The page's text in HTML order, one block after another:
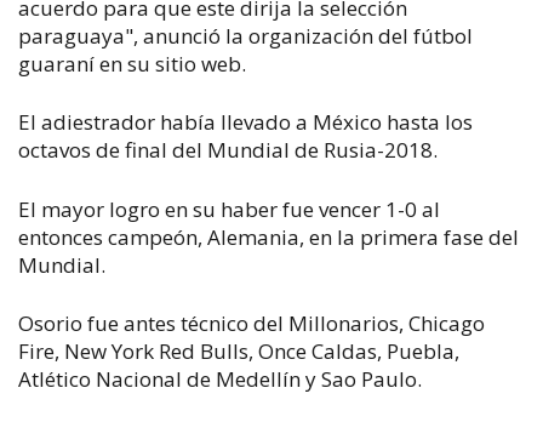
acuerdo para que este dirija la selección
paraguaya", anunció la organización del fútbol
guaraní en su sitio web.
El adiestrador había llevado a México hasta los
octavos de final del Mundial de Rusia-2018.
El mayor logro en su haber fue vencer 1-0 al
entonces campeón, Alemania, en la primera fase del
Mundial.
Osorio fue antes técnico del Millonarios, Chicago
Fire, New York Red Bulls, Once Caldas, Puebla,
Atlético Nacional de Medellín y Sao Paulo.